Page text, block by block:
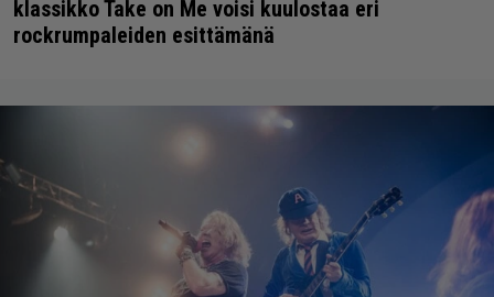
klassikko Take on Me voisi kuulostaa eri
rockrumpaleiden esittämänä